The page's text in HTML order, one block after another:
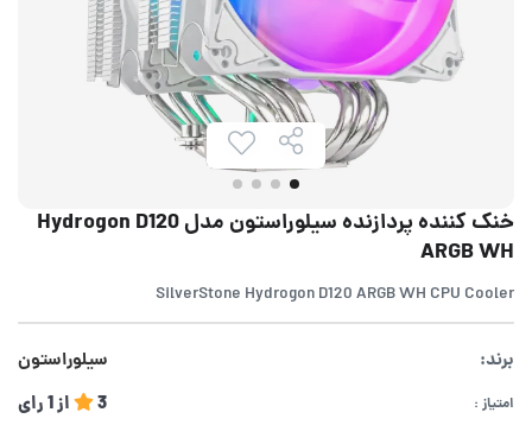
خنک کننده پردازنده سیلوراستون مدل Hydrogon D120
ARGB WH
SilverStone Hydrogon D120 ARGB WH CPU Cooler
برند: سیلوراستون
امتیاز : 3 از1رای